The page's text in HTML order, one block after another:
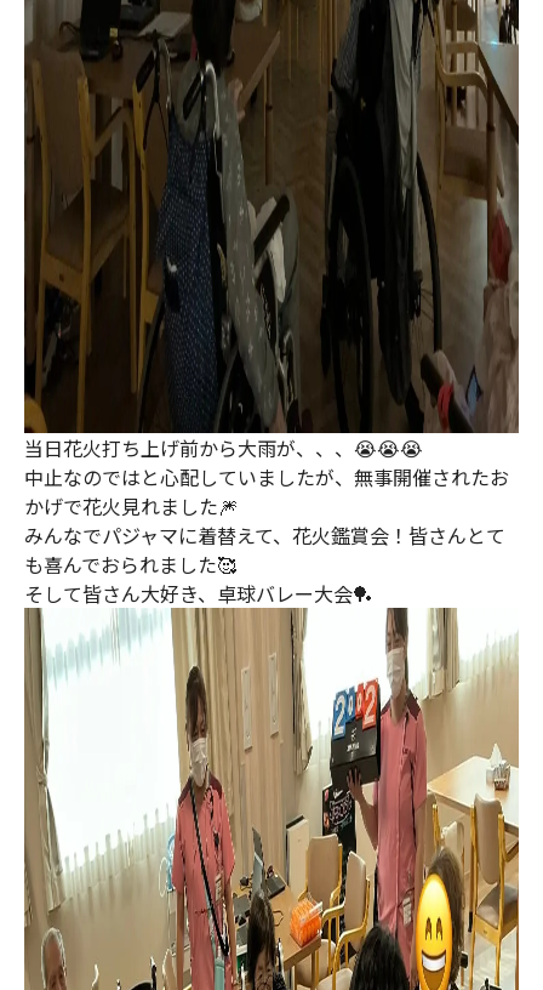
当日花火打ち上げ前から大雨が、、、😭😭😭
中止なのではと心配していましたが、無事開催されたお
かげで花火見れました🎆
みんなでパジャマに着替えて、花火鑑賞会！皆さんとて
も喜んでおられました🥰
そして皆さん大好き、卓球バレー大会🏓